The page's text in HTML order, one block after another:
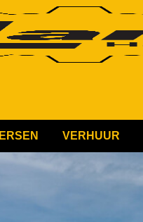
VERHUUR